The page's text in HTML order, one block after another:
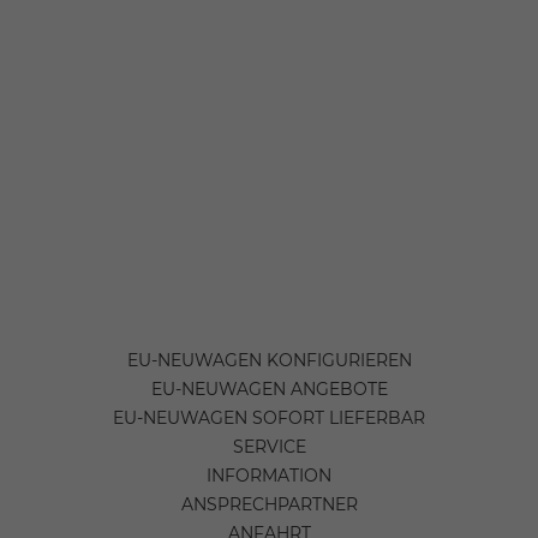
EU-NEUWAGEN KONFIGURIEREN
EU-NEUWAGEN ANGEBOTE
EU-NEUWAGEN SOFORT LIEFERBAR
SERVICE
INFORMATION
ANSPRECHPARTNER
ANFAHRT